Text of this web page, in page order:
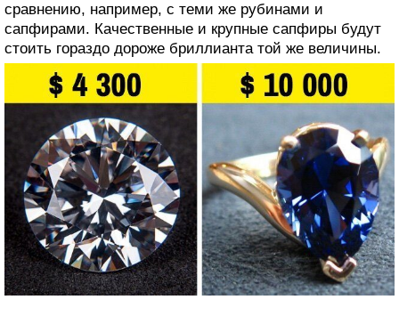
сравнению, например, с теми же рубинами и
сапфирами. Качественные и крупные сапфиры будут
стоить гораздо дороже бриллианта той же величины.